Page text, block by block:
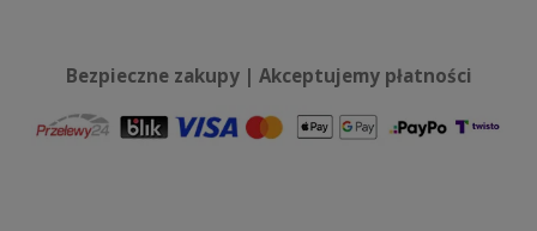
Bezpieczne zakupy | Akceptujemy płatności